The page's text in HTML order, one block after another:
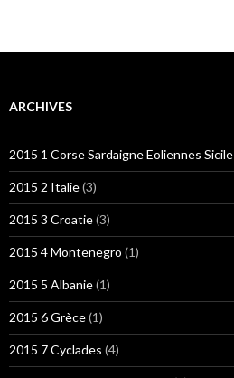
ARCHIVES
2015 1 Corse Sardaigne Eoliennes Sicile
2015 2 Italie(3)
2015 3 Croatie(3)
2015 4 Montenegro (1)
2015 5 Albanie(1)
2015 6 Grèce(1)
2015 7 Cyclades (4)